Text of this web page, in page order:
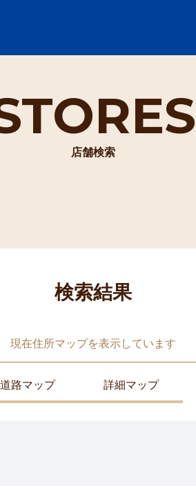
店舗検索
検索結果
現在住所マップを表示しています
道路マップ 詳細マップ